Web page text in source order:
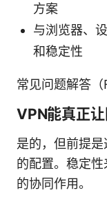
方案
与浏览器、
和稳定性
常见问题解答（
VPN能真正让
是的，但前提
的配置。稳定
的协同作用。